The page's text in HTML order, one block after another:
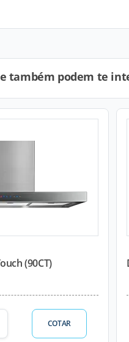
também podem te
(90CT)
COTAR